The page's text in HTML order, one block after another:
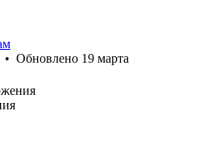
• Обновлено 19 марта